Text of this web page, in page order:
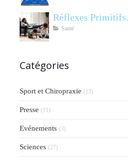
Réflexes
Santé
Catégories
Sport et Chiropraxie (13)
Presse (11)
Evénements (3)
Sciences (27)